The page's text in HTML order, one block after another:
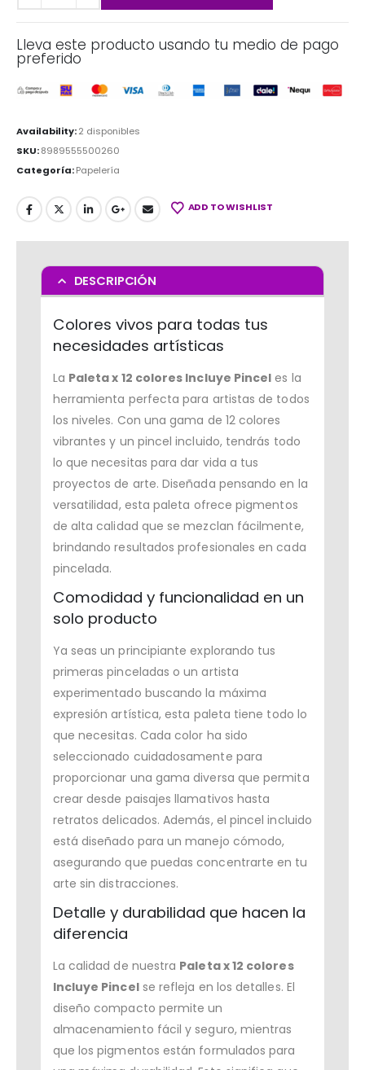
Lleva este producto usando tu medio de pago
preferido
Availability:2 disponibles
SKU:8989555500260
Categoría:Papelería
ADD TO WISHLIST
DESCRIPCIÓN
Colores vivos para todas tus
necesidades artísticas
La Paleta x 12 colores Incluye Pincel es la
herramienta perfecta para artistas de todos
los niveles. Con una gama de 12 colores
vibrantes y un pincel incluido, tendrás todo
lo que necesitas para dar vida a tus
proyectos de arte. Diseñada pensando en la
versatilidad, esta paleta ofrece pigmentos
de alta calidad que se mezclan fácilmente,
brindando resultados profesionales en cada
pincelada.
Comodidad y funcionalidad en un
solo producto
Ya seas un principiante explorando tus
primeras pinceladas o un artista
experimentado buscando la máxima
expresión artística, esta paleta tiene todo lo
que necesitas. Cada color ha sido
seleccionado cuidadosamente para
proporcionar una gama diversa que permita
crear desde paisajes llamativos hasta
retratos delicados. Además, el pincel incluido
está diseñado para un manejo cómodo,
asegurando que puedas concentrarte en tu
arte sin distracciones.
Detalle y durabilidad que hacen la
diferencia
La calidad de nuestra Paleta x 12 colores
Incluye Pincelse refleja en los detalles. El
diseño compacto permite un
almacenamiento fácil y seguro, mientras
que los pigmentos están formulados para